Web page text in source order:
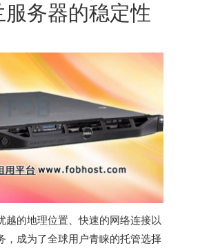
务器的稳定性
越的地理位置、快速的网络连接以
，成为了全球用户青睐的托管选择